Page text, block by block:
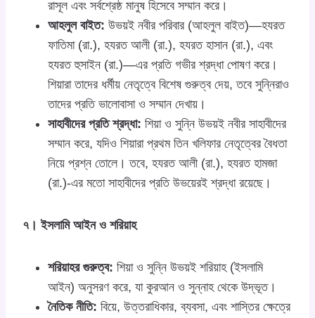
রাসূল এবং সর্বশ্রেষ্ঠ মানুষ হিসেবে সম্মান করে।
আহলুল বাইত: উভয়ই নবীর পরিবার (আহলুল বাইত)—হযরত
ফাতিমা (রা.), হযরত আলী (রা.), হযরত হাসান (রা.), এবং
হযরত হুসাইন (রা.)—এর প্রতি গভীর শ্রদ্ধা পোষণ করে।
শিয়ারা তাদের ধর্মীয় নেতৃত্বে বিশেষ গুরুত্ব দেয়, তবে সুন্নিরাও
তাদের প্রতি ভালোবাসা ও সম্মান দেখায়।
সাহাবীদের প্রতি শ্রদ্ধা: শিয়া ও সুন্নি উভয়ই নবীর সাহাবীদের
সম্মান করে, যদিও শিয়ারা প্রথম তিন খলিফার নেতৃত্বের বৈধতা
নিয়ে প্রশ্ন তোলে। তবে, হযরত আলী (রা.), হযরত হামজা
(রা.)-এর মতো সাহাবীদের প্রতি উভয়েরই শ্রদ্ধা রয়েছে।
৭। ইসলামি আইন ও শরিয়াহ
শরিয়াহর গুরুত্ব: শিয়া ও সুন্নি উভয়ই শরিয়াহ (ইসলামি
আইন) অনুসরণ করে, যা কুরআন ও সুন্নাহ থেকে উদ্ভূত।
নৈতিক নীতি: বিয়ে, উত্তরাধিকার, ব্যবসা, এবং শাস্তির ক্ষেত্রে